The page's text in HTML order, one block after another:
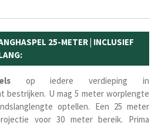
25-METER | INCLUSIEF
op iedere verdieping in
bestrijken. U mag 5 meter worplengte
optellen. Een 25 meter
voor 30 meter bereik. Prima